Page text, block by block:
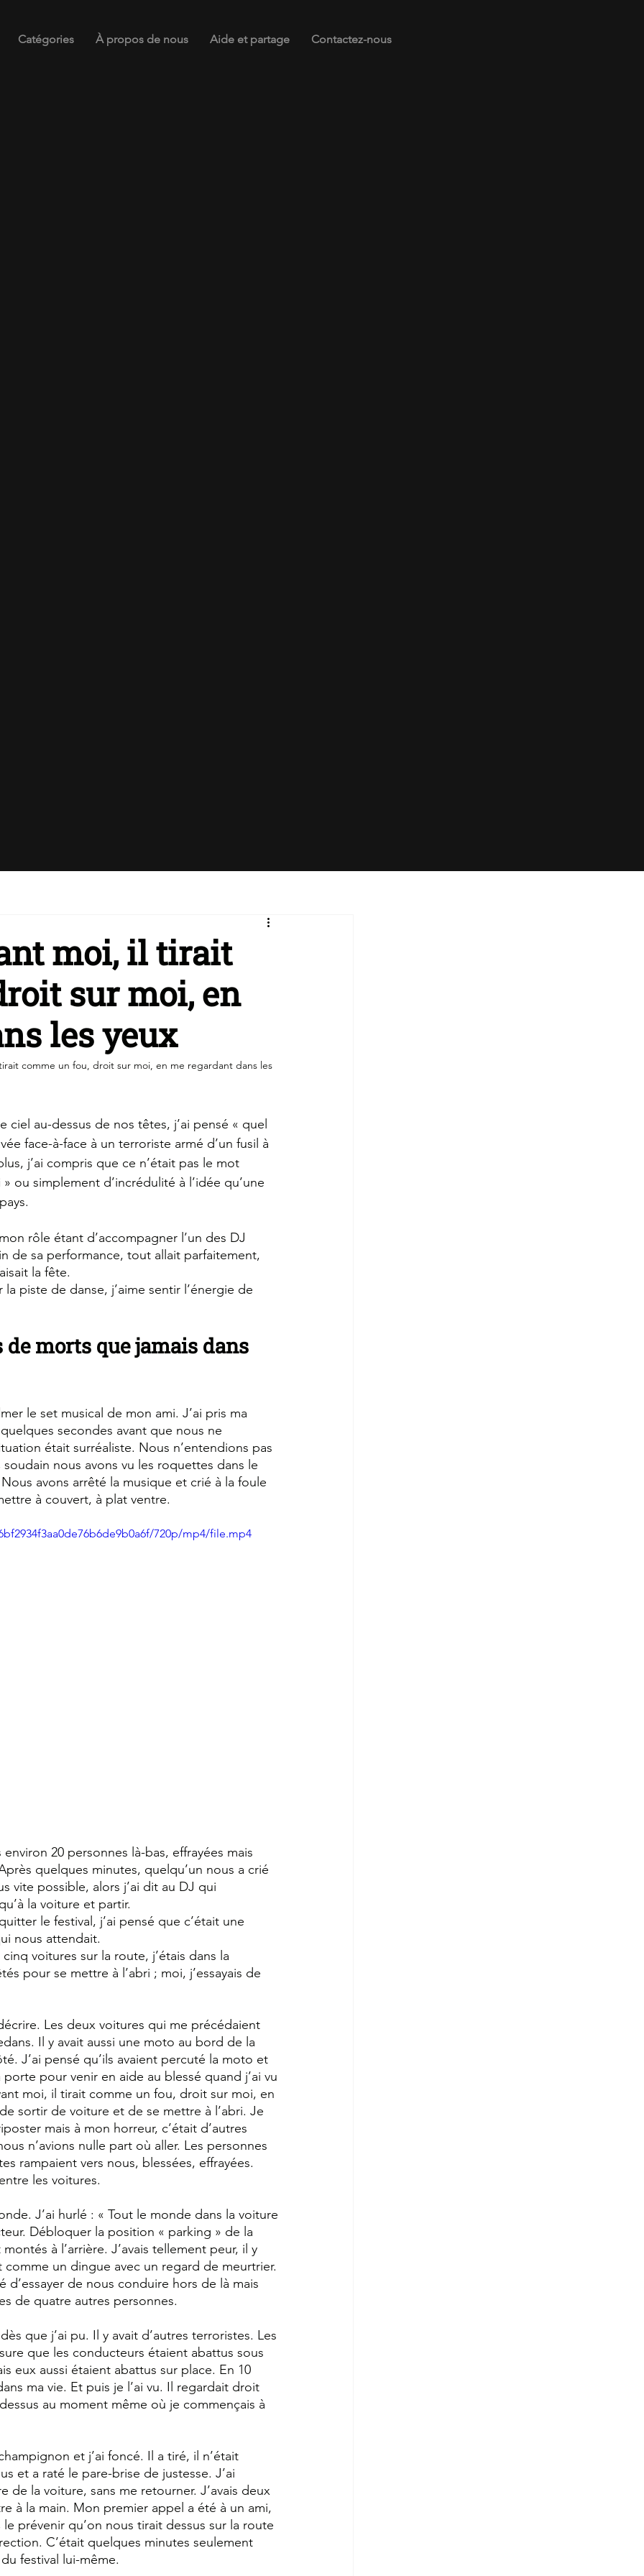
Catégories À propos de nous Aide et partage Contactez-nous
moi, il tirait
sur moi, en
les yeux
comme un fou, droit sur moi, en me regardant dans les
au-dessus de nos têtes, j’ai pensé « quel
face-à-face à un terroriste armé d’un fusil à
j’ai compris que ce n’était pas le mot
ou simplement d’incrédulité à l’idée qu’une
rôle étant d’accompagner l’un des DJ
de sa performance, tout allait parfaitement,
la fête.
piste de danse, j’aime sentir l’énergie de
de morts que jamais dans
le set musical de mon ami. J’ai pris ma
secondes avant que nous ne
était surréaliste. Nous n’entendions pas
nous avons vu les roquettes dans le
avons arrêté la musique et crié à la foule
à couvert, à plat ventre.
720p/mp4/file.mp4
20 personnes là-bas, effrayées mais
quelques minutes, quelqu’un nous a crié
vite possible, alors j’ai dit au DJ qui
la voiture et partir.
le festival, j’ai pensé que c’était une
nous attendait.
voitures sur la route, j’étais dans la
pour se mettre à l’abri ; moi, j’essayais de
Les deux voitures qui me précédaient
Il y avait aussi une moto au bord de la
J’ai pensé qu’ils avaient percuté la moto et
pour venir en aide au blessé quand j’ai vu
moi, il tirait comme un fou, droit sur moi, en
sortir de voiture et de se mettre à l’abri. Je
mais à mon horreur, c’était d’autres
n’avions nulle part où aller. Les personnes
rampaient vers nous, blessées, effrayées.
les voitures.
J’ai hurlé : « Tout le monde dans la voiture
Débloquer la position « parking » de la
à l’arrière. J’avais tellement peur, il y
un dingue avec un regard de meurtrier.
de nous conduire hors de là mais
de quatre autres personnes.
que j’ai pu. Il y avait d’autres terroristes. Les
que les conducteurs étaient abattus sous
eux aussi étaient abattus sur place. En 10
ma vie. Et puis je l’ai vu. Il regardait droit
au moment même où je commençais à
et j’ai foncé. Il a tiré, il n’était
et a raté le pare-brise de justesse. J’ai
de la voiture, sans me retourner. J’avais deux
à la main. Mon premier appel a été à un ami,
prévenir qu’on nous tirait dessus sur la route
C’était quelques minutes seulement
festival lui-même.